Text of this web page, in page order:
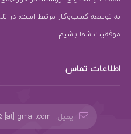
به توسعه کسب‌وکار مرتبط است، در
موفقیت شما باشیم.
اطلاعات تماس
ایمیل: [at] gmail.com